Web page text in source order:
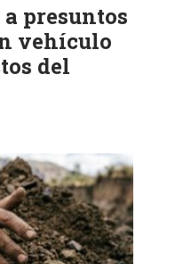
presuntos
vehículo
del